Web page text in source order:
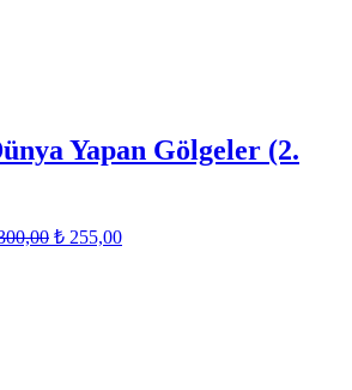
Yapan Gölgeler (2.
₺ 255,00